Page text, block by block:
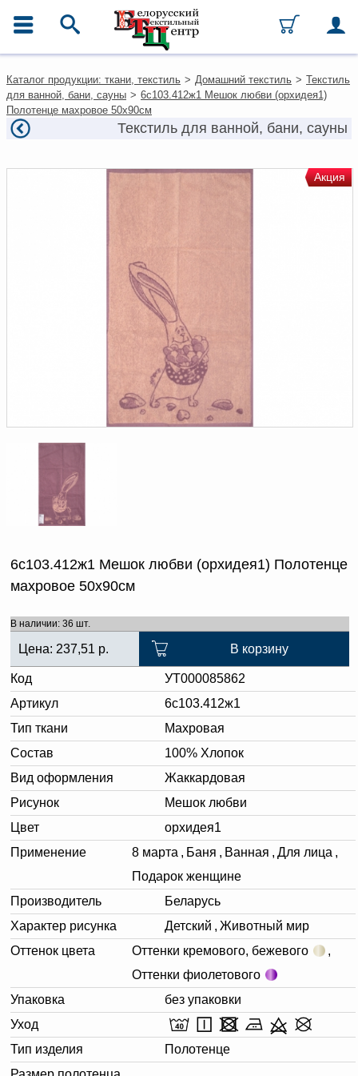
Каталог
Ткани
Домашний текстиль
Одежда
Текстиль для ресторанов и
Условия работы
Оплата и доставка
Как оформить заказ
Документы по работе с
персональными данными
Письмо руководителю
Вопросы и ответы
Каталог продукции: ткани, текстиль > Домашний текстиль > Текстиль
для ванной, бани, сауны > 6с103.412ж1 Мешок любви (орхидея1)
Полотенце махровое 50х90см
Текстиль для ванной, бани, сауны
Акция
6с103.412ж1 Мешок любви (орхидея1) Полотенце
махровое 50х90см
В наличии: 36 шт.
Цена: 237,51 р. В корзину
Код
УТ000085862
Артикул
6с103.412ж1
Тип ткани
Махровая
Состав
100% Хлопок
Вид оформления
Жаккардовая
Рисунок
Мешок любви
Цвет
орхидея1
Применение
8 марта , Баня , Ванная , Для лица ,
Подарок женщине
Производитель
Беларусь
Характер рисунка
Детский , Животный мир
Оттенок цвета
Оттенки кремового, бежевого
,
Оттенки фиолетового
Упаковка
без упаковки
Уход
Тип изделия
Полотенце